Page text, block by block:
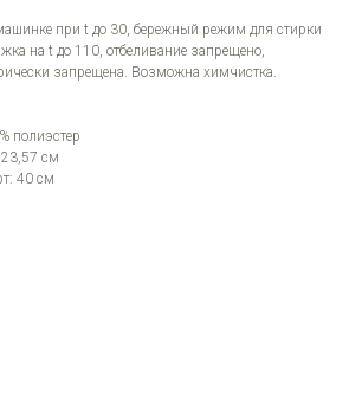
при t до 30, бережный режим для стирки
на t до 110, отбеливание запрещено,
запрещена. Возможна химчистка.
полиэстер
см
40 см